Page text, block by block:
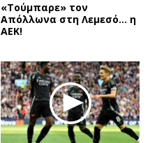
«Τούμπαρε» τον
Απόλλωνα στη Λεμεσό… η
ΑΕΚ!